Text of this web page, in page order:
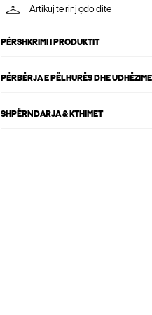
Artikuj të rinj çdo ditë
PËRSHKRIMI I PRODUKTIT
PËRBËRJA E PËLHURËS DHE
SHPËRNDARJA & KTHIMET